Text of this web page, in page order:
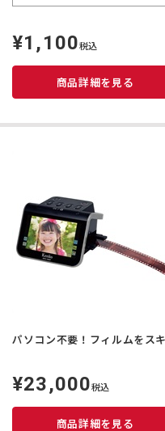
定
価
¥1,100税込
商品詳細を見る
ャ
商
パソコン不要！フィルムをス
定
価
¥23,000税込
商品詳細を見る